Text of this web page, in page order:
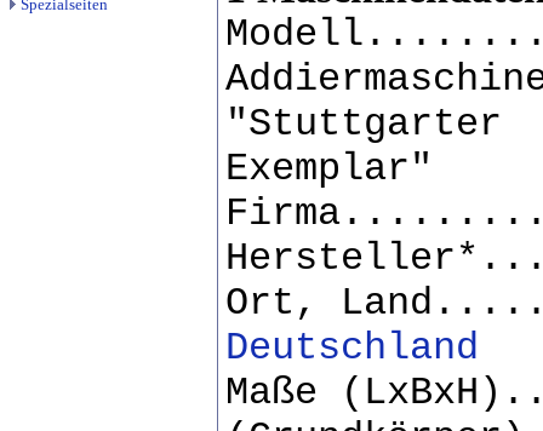
Spezialseiten
"Stuttgarter
Exemplar"
Ort,
Deutschland
Maße